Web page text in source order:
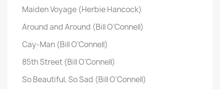
Maiden Voyage (Herbie Hancock)
Around and Around (Bill O’Connell)
Cay-Man (Bill O’Connell)
85th Street (Bill O’Connell)
So Beautiful, So Sad (Bill O’Connell)